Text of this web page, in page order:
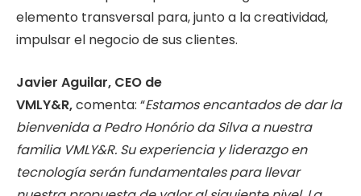
elemento transversal para, junto a la creatividad,
impulsar el negocio de sus clientes.
Javier Aguilar, CEO de
VMLY&R,comenta: “Estamos encantados de dar la
bienvenida a Pedro Honório da Silva a nuestra
familia VMLY&R. Su experiencia y liderazgo en
tecnología serán fundamentales para llevar